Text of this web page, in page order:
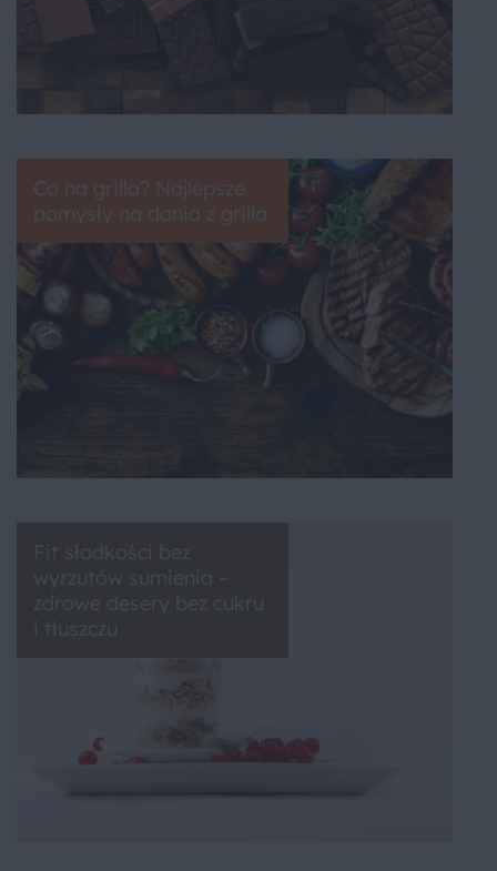
Co na grilla? Najlepsze
pomysły na dania z grilla
Fit słodkości bez
wyrzutów sumienia –
zdrowe desery bez cukru
i tłuszczu